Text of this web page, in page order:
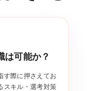
は可能か？
す際に押さえてお
スキル・選考対策